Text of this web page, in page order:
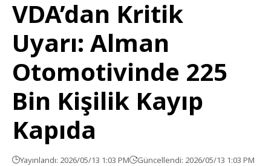
VDA’dan Kritik
Uyarı: Alman
Otomotivinde 225
Bin Kişilik Kayıp
Kapıda
Yayınlandı: 2026/05/13 1:03 PM Güncellendi: 2026/05/13 1:03 PM